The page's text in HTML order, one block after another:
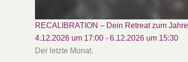
RECALIBRATION – Dein Retreat zum
4.12.2026 um 17:00 - 6.12.2026 um 15:30
Der letzte Monat.